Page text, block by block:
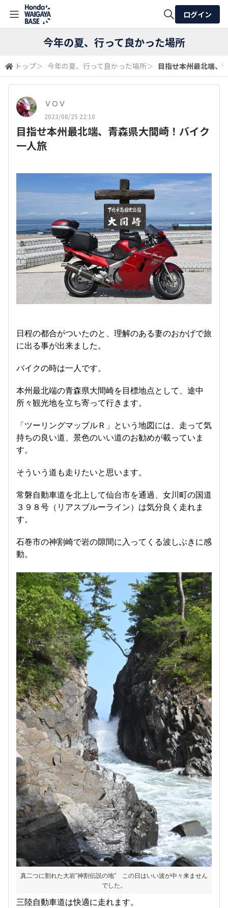
全体検索
検索
ログイン
今年の夏、行って良かった場所
トップ＞ 今年の夏、行って良かった場所＞ 目指せ本州最北端、
ＶＯＶ
2023/08/25 22:10
目指せ本州最北端、青森県大間崎！バイク
一人旅
日程の都合がついたのと、理解のある妻のおかげで旅
に出る事が出来ました。
バイクの時は一人です。
本州最北端の青森県大間崎を目標地点として、途中
所々観光地を立ち寄って行きます。
「ツーリングマップルＲ」という地図には、走って気
持ちの良い道、景色のいい道のお勧めが載っていま
す。
そういう道も走りたいと思います。
常磐自動車道を北上して仙台市を通過、女川町の国道
３９８号（リアスブルーライン）は気分良く走れま
す。
石巻市の神割崎で岩の隙間に入ってくる波しぶきに感
動。
真二つに割れた大岩”神割伝説の地” この日はいい波が中々来ません
でした。
三陸自動車道は快適に走れます。